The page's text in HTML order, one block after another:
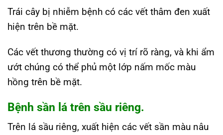
Trái cây bị nhiễm bệnh có các vết thâm đen xuất
hiện trên bề mặt.
Các vết thương thường có vị trí rõ ràng, và khi ẩm
ướt chúng có thể phủ một lớp nấm mốc màu
hồng trên bề mặt.
Bệnh sần lá trên sầu riêng.
Trên lá sầu riêng, xuất hiện các vết sần màu nâu